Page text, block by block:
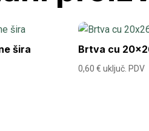
šira Brtva cu
0,60€ uključ. PDV